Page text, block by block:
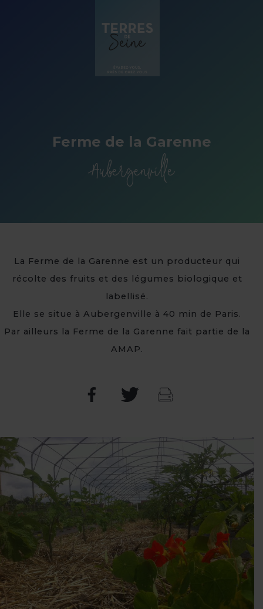
Ferme de la Garenne
Aubergenville
La Ferme de la Garenne est un producteur qui
récolte des fruits et des légumes biologique et
labellisé.
Elle se situe à Aubergenville à 40 min de Paris.
Par ailleurs la Ferme de la Garenne fait partie de la
AMAP.